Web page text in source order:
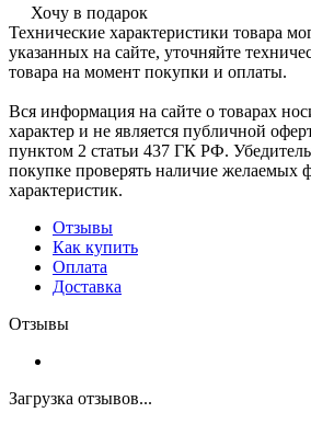
Хочу в подарок
Технические характеристики товара
указанных на сайте, уточняйте
товара на момент покупки и оплаты.
Вся информация на сайте о товарах
характер и не является публичной
пунктом 2 статьи 437 ГК РФ.
покупке проверять наличие желаемых
характеристик.
Отзывы
Как купить
Оплата
Доставка
Отзывы
Загрузка отзывов...